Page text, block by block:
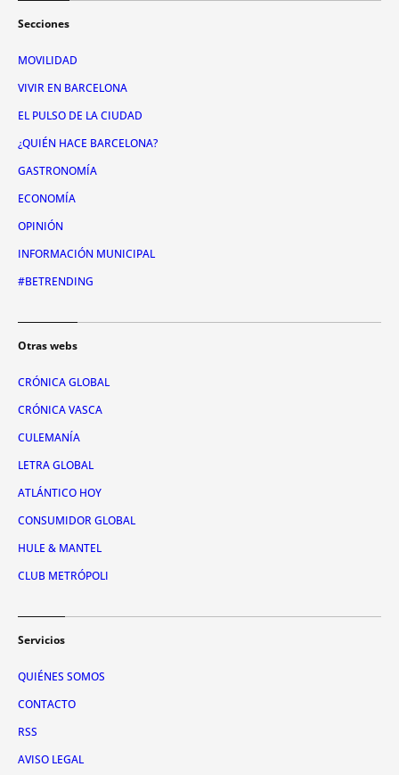
Secciones
MOVILIDAD
VIVIR EN BARCELONA
EL PULSO DE LA CIUDAD
¿QUIÉN HACE BARCELONA?
GASTRONOMÍA
ECONOMÍA
OPINIÓN
INFORMACIÓN MUNICIPAL
#BETRENDING
Otras webs
CRÓNICA GLOBAL
CRÓNICA VASCA
CULEMANÍA
LETRA GLOBAL
ATLÁNTICO HOY
CONSUMIDOR GLOBAL
HULE & MANTEL
CLUB METRÓPOLI
Servicios
QUIÉNES SOMOS
CONTACTO
RSS
AVISO LEGAL